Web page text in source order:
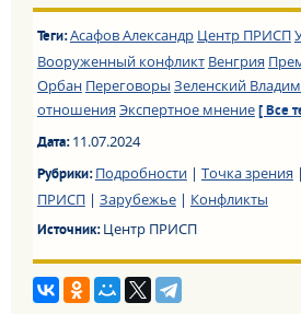
Теги:Асафов Александр Центр ПРИСП
Вооруженный конфликт Венгрия
Орбан Переговоры Зеленский
отношения Экспертное мнение [ Все
Дата:11.07.2024
Рубрики:Подробности| Точка зрения |
ПРИСП| Зарубежье| Конфликты
Источник:Центр ПРИСП